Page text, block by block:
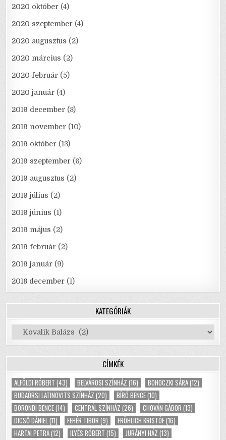
2020 október (4)
2020 szeptember (4)
2020 augusztus (2)
2020 március (2)
2020 február (5)
2020 január (4)
2019 december (8)
2019 november (10)
2019 október (13)
2019 szeptember (6)
2019 augusztus (2)
2019 július (2)
2019 június (1)
2019 május (2)
2019 február (2)
2019 január (9)
2018 december (1)
KATEGÓRIÁK
Kategóriák
CÍMKÉK
ALFÖLDI RÓBERT (43) BELVÁROSI SZÍNHÁZ (16) BOHOCZKI SÁRA(12)
BUDAÖRSI LATINOVITS SZÍNHÁZ (20) BÍRÓ BENCE(10)
BÖRÖNDI BENCE(14) CENTRÁL SZÍNHÁZ (26) CHOVÁN GÁBOR (13)
DICSŐ DÁNIEL(11) FEHÉR TIBOR (9) FRÖHLICH KRISTÓF(16)
HARTAI PETRA(12) ILYÉS RÓBERT (15) JURÁNYI HÁZ (13)